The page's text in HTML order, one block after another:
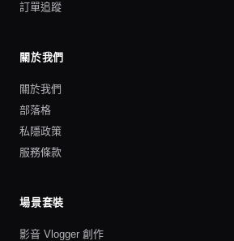
訂單追蹤
關於我們
關於我們
部落格
私隱政策
服務條款
場景套裝
影音 Vlogger 創作